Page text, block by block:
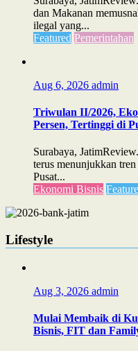
dan Makanan
ilegal yang...
Featured Pemerintahan
Aug 6, 2026 admin
Triwulan II/2026,
Persen, Tertinggi di
Surabaya,
terus menunjukkan
Pusat...
Ekonomi Bisnis
Lifestyle
Aug 3, 2026 admin
Mulai Membaik di
Bisnis, FIT dan